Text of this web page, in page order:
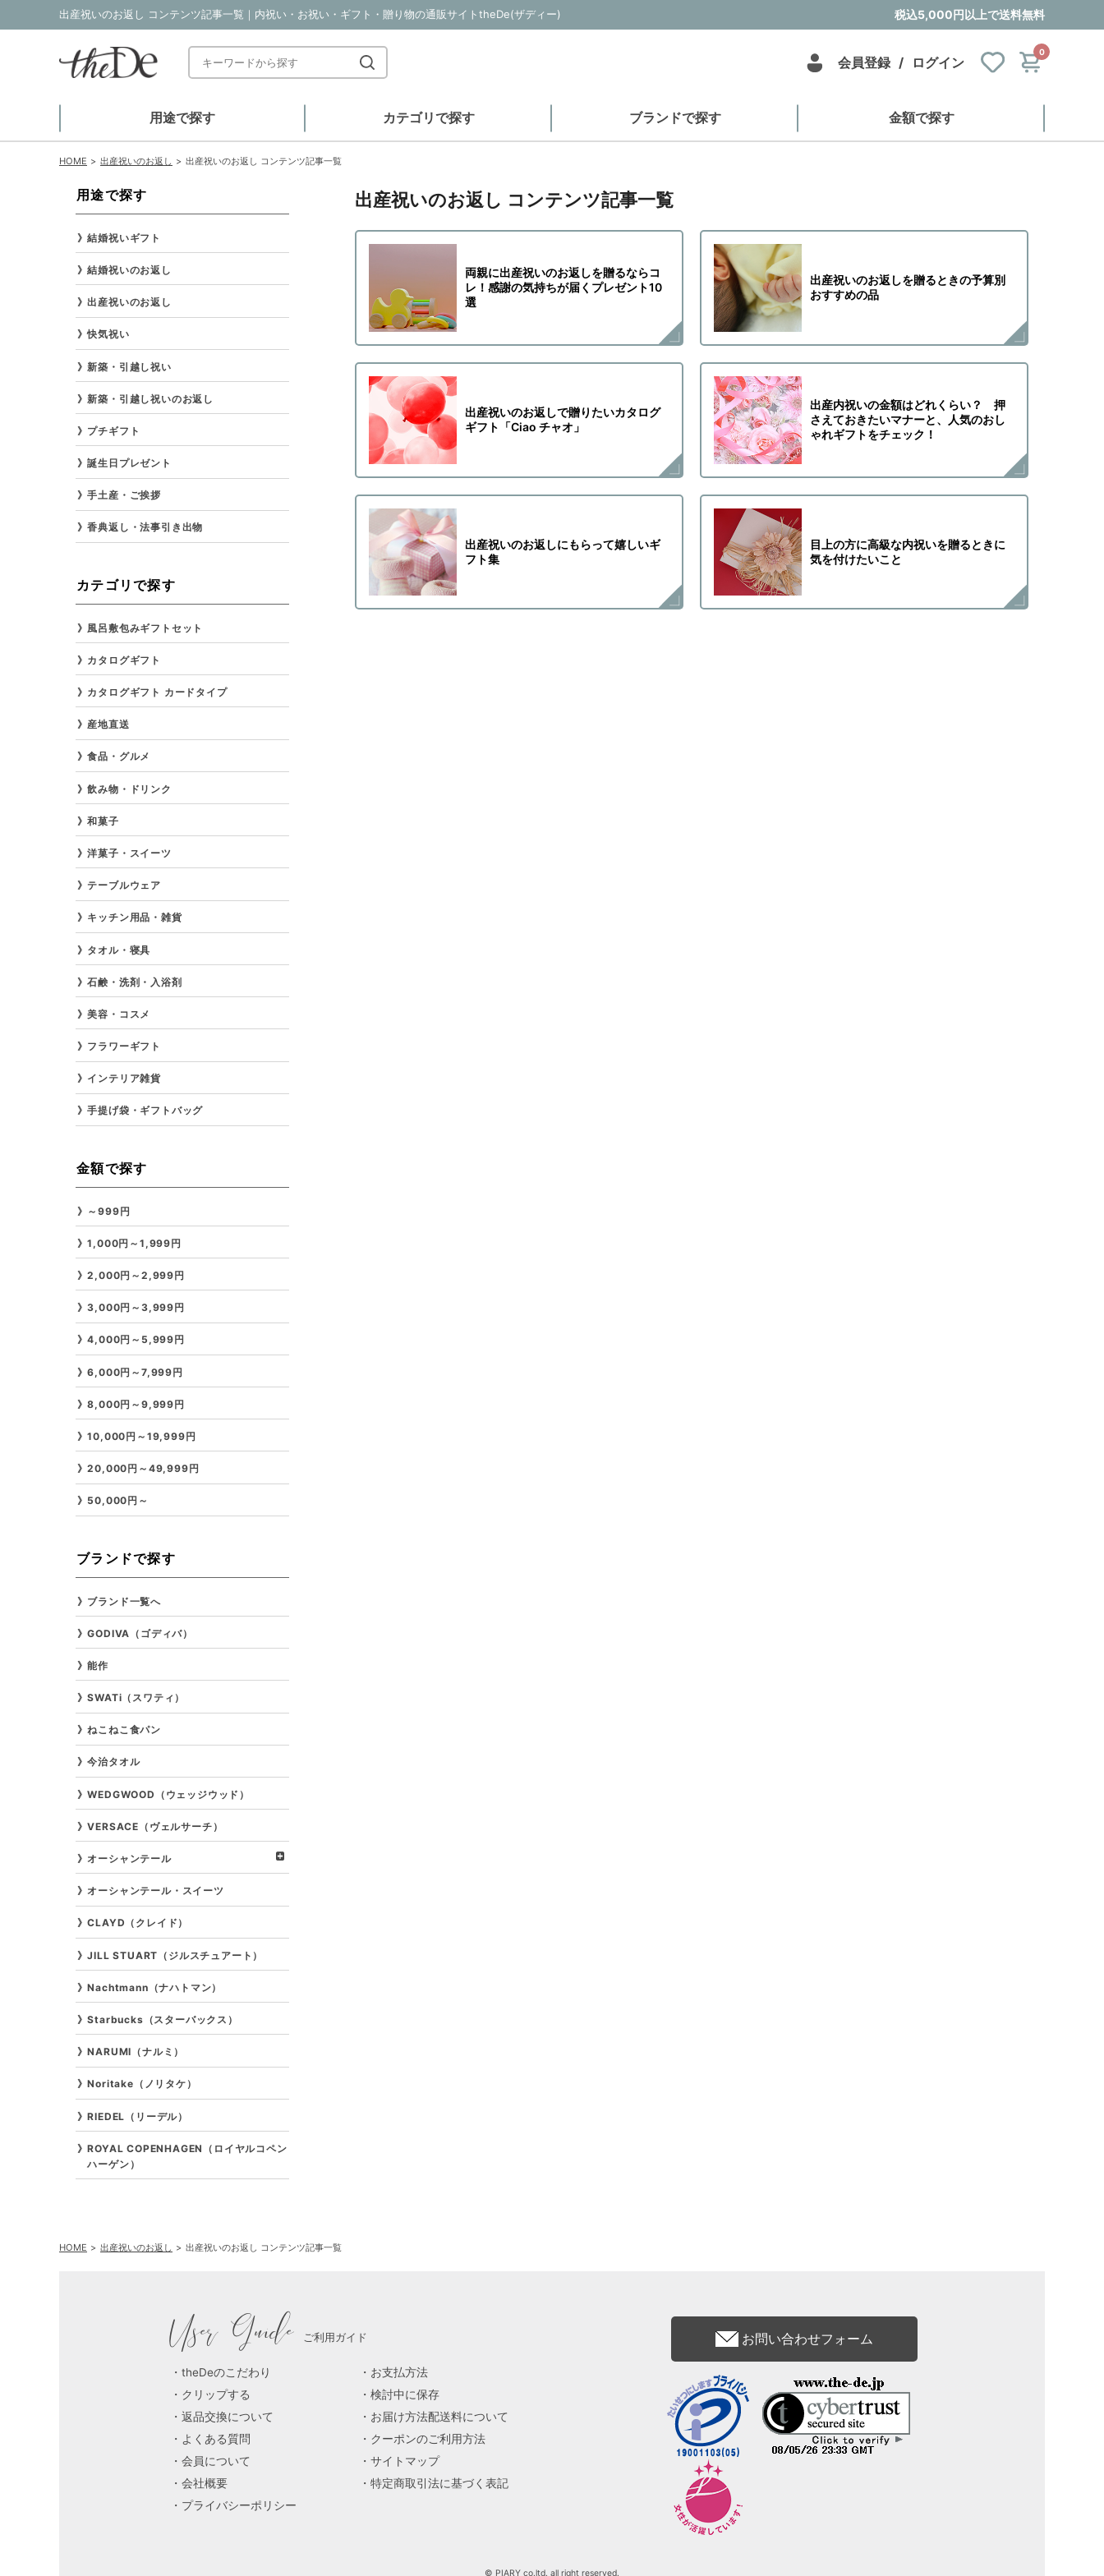
出産祝いのお返し コンテンツ記事一覧｜内祝い・お祝い・ギフト・贈り物の通販サイトtheDe(ザディー) 税込5,000円以上で送料無料
会員登録 / ログイン
0
用途で探す カテゴリで探す ブランドで探す 金額で探す
HOME 出産祝いのお返し 出産祝いのお返し コンテンツ記事一覧
出産祝いのお返し コンテンツ記事一覧
両親に出産祝いのお返しを贈るならコ
レ！感謝の気持ちが届くプレゼント10
選
出産祝いのお返しを贈るときの予算別
おすすめの品
出産祝いのお返しで贈りたいカタログ
ギフト「Ciao チャオ」
出産内祝いの金額はどれくらい？ 押
さえておきたいマナーと、人気のおし
ゃれギフトをチェック！
出産祝いのお返しにもらって嬉しいギ
フト集
目上の方に高級な内祝いを贈るときに
気を付けたいこと
用途で探す
結婚祝いギフト
結婚祝いのお返し
出産祝いのお返し
快気祝い
新築・引越し祝い
新築・引越し祝いのお返し
プチギフト
誕生日プレゼント
手土産・ご挨拶
香典返し・法事引き出物
カテゴリで探す
風呂敷包みギフトセット
カタログギフト
カタログギフト カードタイプ
産地直送
食品・グルメ
飲み物・ドリンク
和菓子
洋菓子・スイーツ
テーブルウェア
キッチン用品・雑貨
タオル・寝具
石鹸・洗剤・入浴剤
美容・コスメ
フラワーギフト
インテリア雑貨
手提げ袋・ギフトバッグ
金額で探す
～999円
1,000円～1,999円
2,000円～2,999円
3,000円～3,999円
4,000円～5,999円
6,000円～7,999円
8,000円～9,999円
10,000円～19,999円
20,000円～49,999円
50,000円～
ブランドで探す
ブランド一覧へ
GODIVA（ゴディバ）
能作
SWATi（スワティ）
ねこねこ食パン
今治タオル
WEDGWOOD（ウェッジウッド）
VERSACE（ヴェルサーチ）
オーシャンテール
オーシャンテール・スイーツ
CLAYD（クレイド）
JILL STUART（ジルスチュアート）
Nachtmann（ナハトマン）
Starbucks（スターバックス）
NARUMI（ナルミ）
Noritake（ノリタケ）
RIEDEL（リーデル）
ROYAL COPENHAGEN（ロイヤルコペン
ハーゲン）
HOME 出産祝いのお返し 出産祝いのお返し コンテンツ記事一覧
User Guide ご利用ガイド
theDeのこだわり
お支払方法
クリップする
検討中に保存
返品交換について
お届け方法配送料について
よくある質問
クーポンのご利用方法
会員について
サイトマップ
会社概要
特定商取引法に基づく表記
プライバシーポリシー
お問い合わせフォーム
© PIARY co.ltd. all right reserved.